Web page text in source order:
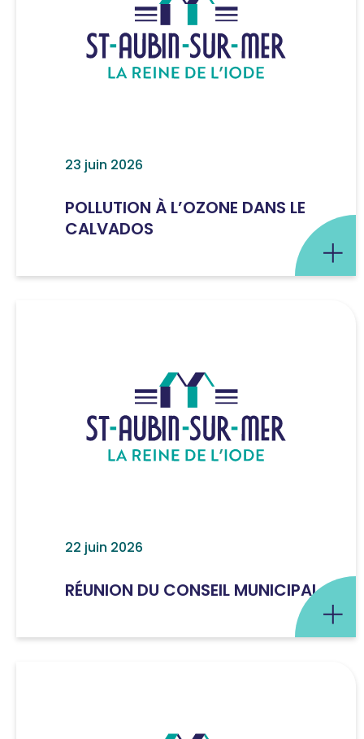
23 juin 2026
POLLUTION À L’OZONE DANS LE
CALVADOS
22 juin 2026
RÉUNION DU CONSEIL MUNICIPAL